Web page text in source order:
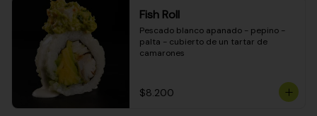
Fish Roll
Pescado blanco apanado - pepino -
palta - cubierto de un tartar de
camarones
$8.200